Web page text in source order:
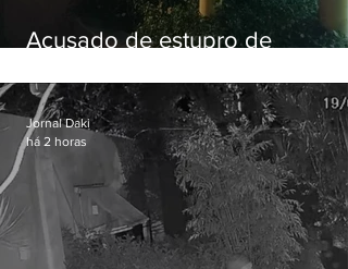
Acusado de estupro de
Jornal Daki
há 2 horas